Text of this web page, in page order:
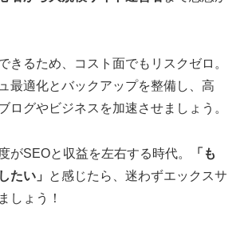
きるため、コスト面でもリスクゼロ。
最適化とバックアップを整備し、高
ログやビジネスを加速させましょう。
がSEOと収益を左右する時代。
「も
たい」
と感じたら、迷わずエックスサ
しょう！